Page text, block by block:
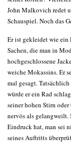
John Malkovich redet
Schauspiel. Noch das
Er ist gekleidet wie ein
Sachen, die man in
hochgeschlossene
weiche Mokassins. Er
mal gesagt.
würde er ein Rad
seiner hohen Stirn
nervös als gelangweilt.
Eindruck hat, man sei
seines Auftritts